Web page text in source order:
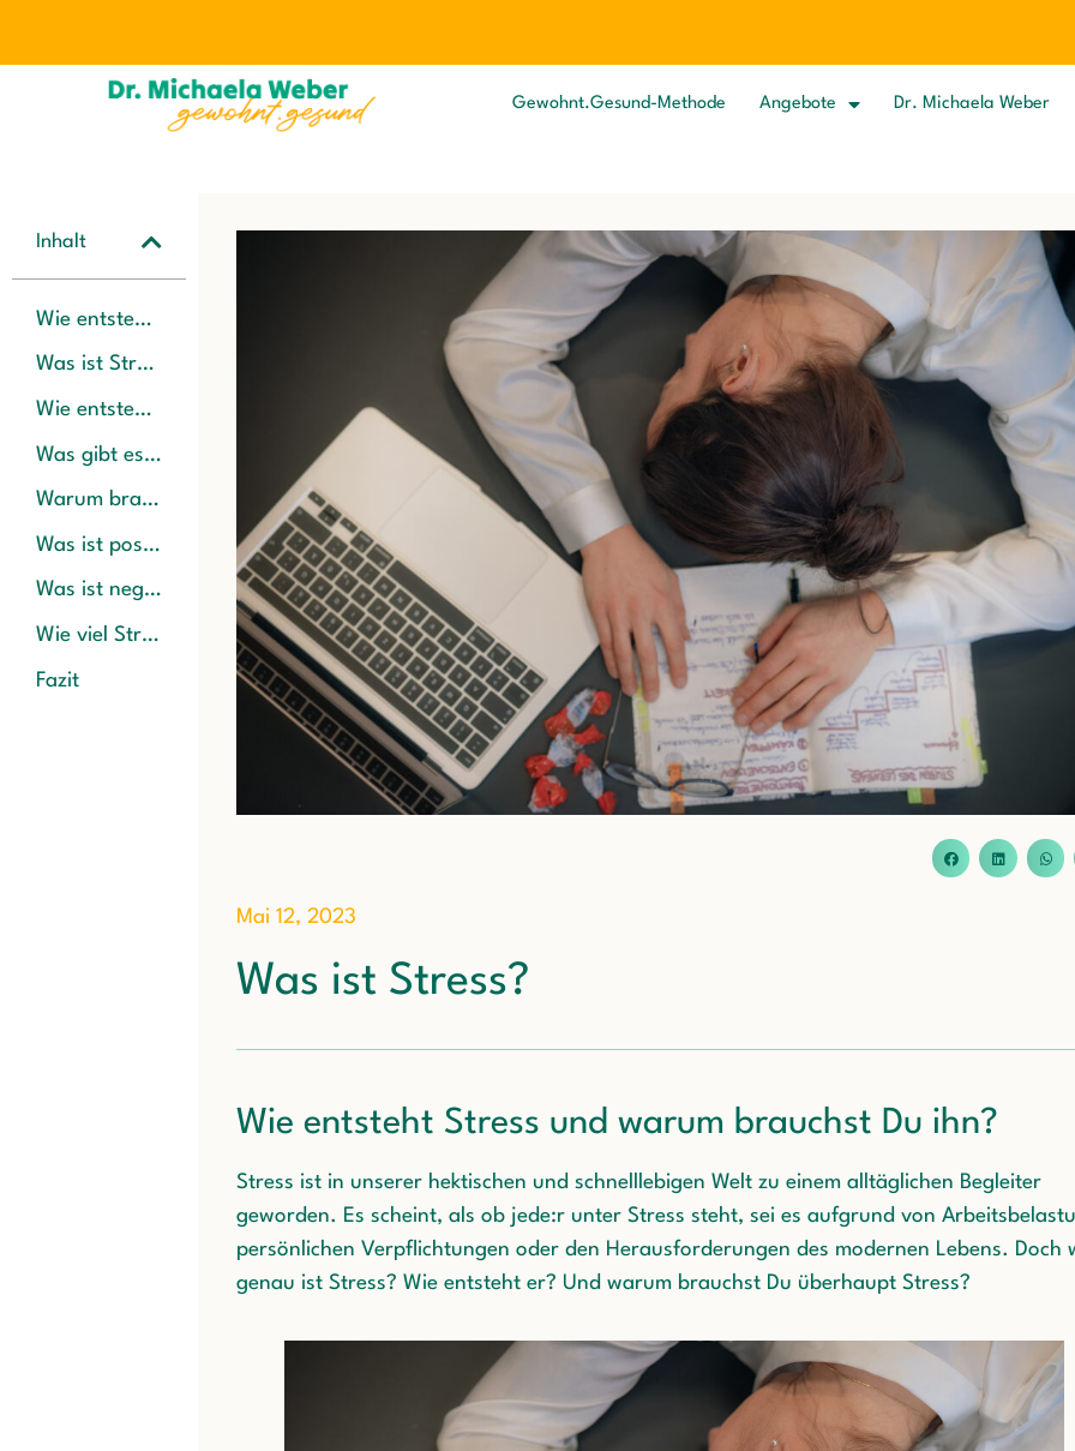
Gewohnt.Gesund-Methode Angebote Dr. Michaela Weber
Inhalt
Wie entsteht Stress und warum brauchst Du ihn?
Was ist Stress?
Wie entsteht Stress?
Was gibt es für Stressoren?
Warum brauchst Du Stress?
Was ist positiver Stress?
Was ist negativer Stress?
Wie viel Stress ist ideal?
Fazit
Mai 12, 2023
Was ist Stress?
Wie entsteht Stress und warum brauchst Du ihn?
Stress ist in unserer hektischen und schnelllebigen Welt zu einem alltäglichen Begleiter
geworden. Es scheint, als ob jede:r unter Stress steht, sei es aufgrund von
persönlichen Verpflichtungen oder den Herausforderungen des modernen Lebens. Doch
genau ist Stress? Wie entsteht er? Und warum brauchst Du überhaupt Stress?